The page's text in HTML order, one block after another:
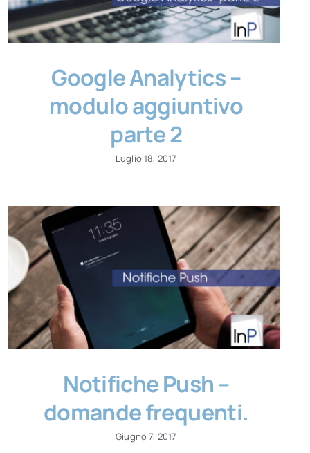
Google Analytics –
modulo aggiuntivo
parte 2
Luglio 18, 2017
Notifiche Push –
domande frequenti.
Giugno 7, 2017